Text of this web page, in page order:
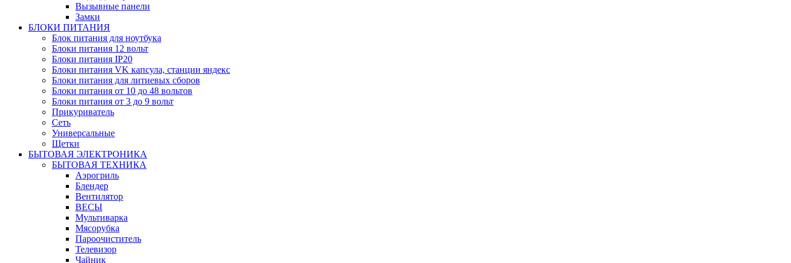
Вызывные панели
Замки
БЛОКИ ПИТАНИЯ
Блок питания для ноутбука
Блоки питания 12 вольт
Блоки питания IP20
Блоки питания VK капсула, станции яндекс
Блоки питания для литиевых сборов
Блоки питания от 10 до 48 вольтов
Блоки питания от 3 до 9 вольт
Прикуриватель
Сеть
Универсальные
Щетки
БЫТОВАЯ ЭЛЕКТРОНИКА
БЫТОВАЯ ТЕХНИКА
Аэрогриль
Блендер
Вентилятор
ВЕСЫ
Мультиварка
Мясорубка
Пароочиститель
Телевизор
Чайник